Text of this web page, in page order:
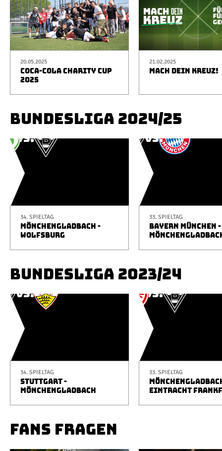
20.05.2025
COCA-COLA CHARITY CUP
2025
21.02.2025
MACH DEIN KREUZ!
BUNDESLIGA 2024/25
34. SPIELTAG
MÖNCHENGLADBACH -
WOLFSBURG
33. SPIELTAG
BAYERN MÜNCHEN -
BUNDESLIGA 2023/24
34. SPIELTAG
STUTTGART -
MÖNCHENGLADBACH
33. SPIELTAG
EINTRACHT
FANS FRAGEN